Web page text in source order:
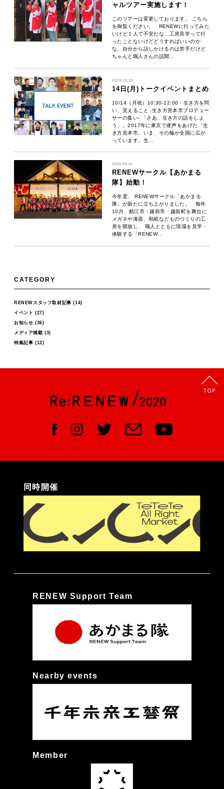
ャルツアー実施します！
このツアーは変更しております。 こちら
を御覧ください。 RENEWに行ってみた
いけど１人で不安だな…工房見学って行
ったことないけどどうすればいいのか
な…自分から話しかけるのは苦手だけど
ちゃんと職人さんの話聞…
2019.10.13
14日(月)トークイベントまとめ
10/14（月祝）10:30-12:00・生き方を問
い、見えること -生き方見本市プロデュー
サーの集い- 「さあ、生き方の話をしよ
う」。2017年に東京で産声をあげた「生
き方見本市。いま、その輪が全国に広が
っています。生…
2020.05.07
RENEWサークル【あかまる
隊】始動！
今年度、 RENEWサークル「あかまる
隊」が新たに立ち上がりました。 毎年
10月、鯖江市・越前市・越前町を舞台に
メガネや漆器、和紙などものづくりの工
房を開放し、 職人とともに現場を見学・
体験する「RENEW…
CATEGORY
RENEWスタッフ取材記事 (14)
イベント (27)
お知らせ (36)
メディア掲載 (3)
特集記事 (12)
同時開催
RENEW Support Team
Nearby events
Member